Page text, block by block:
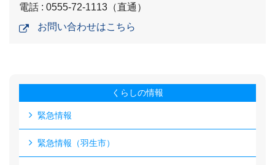
電話 : 0555-72-1113（直通）
お問い合わせはこちら
くらしの情報
緊急情報
緊急情報（羽生市）